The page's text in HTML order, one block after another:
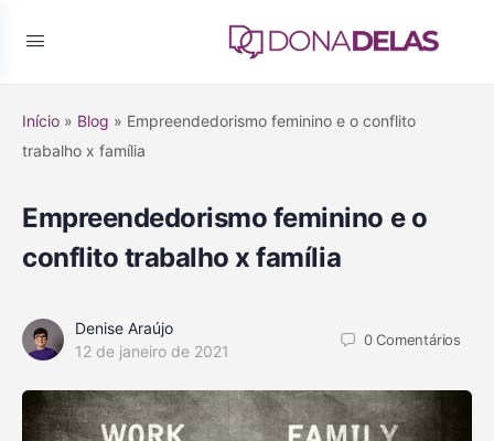
Início » Blog » Empreendedorismo feminino e o conflito
trabalho x família
Empreendedorismo feminino e o
conflito trabalho x família
Denise Araújo
12 de janeiro de 2021
0Comentários